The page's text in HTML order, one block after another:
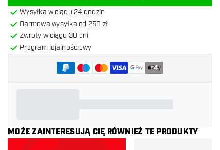
Wysyłka w ciągu 24 godzin
Darmowa wysyłka od 250 zł
Zwroty w ciągu 30 dni
Program lojalnościowy
+4
MOŻE ZAINTERESUJĄ CIĘ RÓWNIEŻ TE PRODUKTY